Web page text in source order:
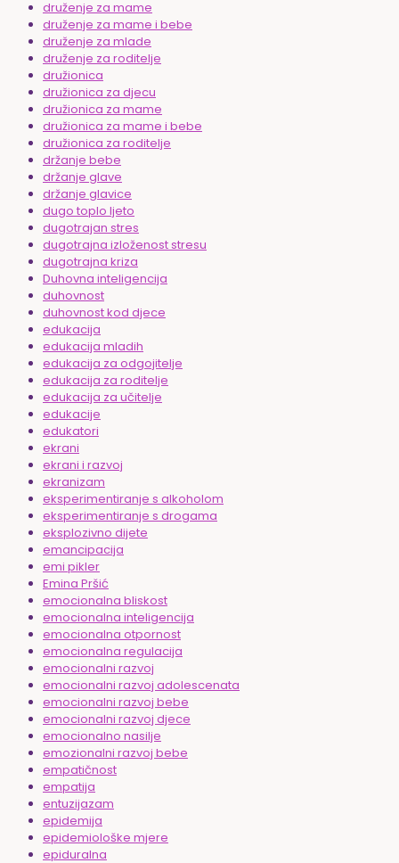
druženje za mame
druženje za mame i bebe
druženje za mlade
druženje za roditelje
družionica
družionica za djecu
družionica za mame
družionica za mame i bebe
družionica za roditelje
držanje bebe
držanje glave
držanje glavice
dugo toplo ljeto
dugotrajan stres
dugotrajna izloženost stresu
dugotrajna kriza
Duhovna inteligencija
duhovnost
duhovnost kod djece
edukacija
edukacija mladih
edukacija za odgojitelje
edukacija za roditelje
edukacija za učitelje
edukacije
edukatori
ekrani
ekrani i razvoj
ekranizam
eksperimentiranje s alkoholom
eksperimentiranje s drogama
eksplozivno dijete
emancipacija
emi pikler
Emina Pršić
emocionalna bliskost
emocionalna inteligencija
emocionalna otpornost
emocionalna regulacija
emocionalni razvoj
emocionalni razvoj adolescenata
emocionalni razvoj bebe
emocionalni razvoj djece
emocionalno nasilje
emozionalni razvoj bebe
empatičnost
empatija
entuzijazam
epidemija
epidemiološke mjere
epiduralna